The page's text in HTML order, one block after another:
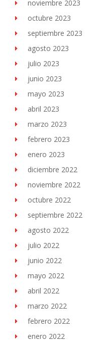
noviembre 2023
octubre 2023
septiembre 2023
agosto 2023
julio 2023
junio 2023
mayo 2023
abril 2023
marzo 2023
febrero 2023
enero 2023
diciembre 2022
noviembre 2022
octubre 2022
septiembre 2022
agosto 2022
julio 2022
junio 2022
mayo 2022
abril 2022
marzo 2022
febrero 2022
enero 2022